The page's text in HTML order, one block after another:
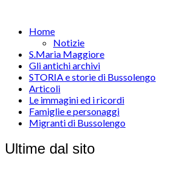
Home
Notizie
S.Maria Maggiore
Gli antichi archivi
STORIA e storie di Bussolengo
Articoli
Le immagini ed i ricordi
Famiglie e personaggi
Migranti di Bussolengo
Ultime dal sito